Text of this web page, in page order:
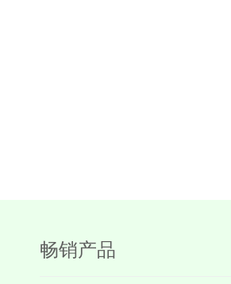
畅销产品